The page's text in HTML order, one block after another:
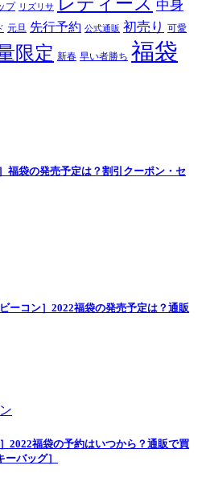
プ リズリサ 中身
元旦 先行予約 公式通販 初売り 可愛
限定 新春 早い者勝ち 福袋
福袋の発売予定は？割引クーポン・セ
ーコン］2022福袋の発売予定は？通販
2022福袋の予約はいつから？通販で買
バッグ］